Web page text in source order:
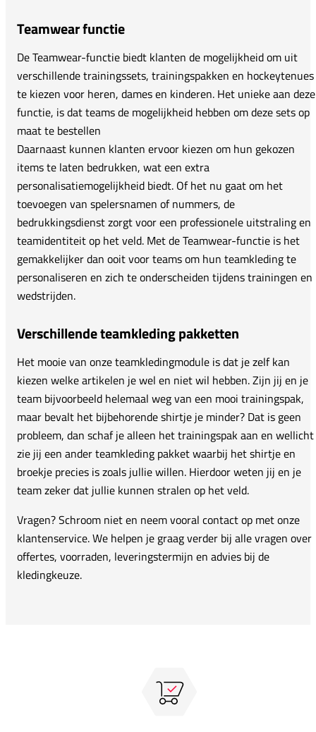
Teamwear functie
De Teamwear-functie biedt klanten de mogelijkheid om uit
verschillende trainingssets, trainingspakken en hockeytenues
te kiezen voor heren, dames en kinderen. Het unieke aan deze
functie, is dat teams de mogelijkheid hebben om deze sets op
maat te bestellen
Daarnaast kunnen klanten ervoor kiezen om hun gekozen
items te laten bedrukken, wat een extra
personalisatiemogelijkheid biedt. Of het nu gaat om het
toevoegen van spelersnamen of nummers, de
bedrukkingsdienst zorgt voor een professionele uitstraling en
teamidentiteit op het veld. Met de Teamwear-functie is het
gemakkelijker dan ooit voor teams om hun teamkleding te
personaliseren en zich te onderscheiden tijdens trainingen en
wedstrijden.
Verschillende teamkleding pakketten
Het mooie van onze teamkledingmodule is dat je zelf kan
kiezen welke artikelen je wel en niet wil hebben. Zijn jij en je
team bijvoorbeeld helemaal weg van een mooi trainingspak,
maar bevalt het bijbehorende shirtje je minder? Dat is geen
probleem, dan schaf je alleen het trainingspak aan en wellicht
zie jij een ander teamkleding pakket waarbij het shirtje en
broekje precies is zoals jullie willen. Hierdoor weten jij en je
team zeker dat jullie kunnen stralen op het veld.
Vragen? Schroom niet en neem vooral contact op met onze
klantenservice. We helpen je graag verder bij alle vragen over
offertes, voorraden, leveringstermijn en advies bij de
kledingkeuze.